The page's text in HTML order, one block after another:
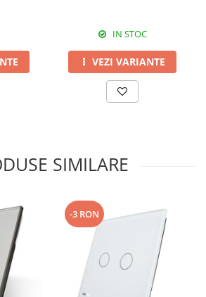
IN STOC
VEZI VARIANTE
SIMILARE
-3 RON